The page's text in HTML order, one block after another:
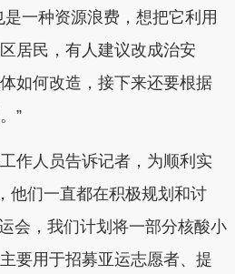
一种资源浪费，想把它利用
居民，有人建议改成治安
如何改造，接下来还要根据
”
人员告诉记者，为顺利实
他们一直都在积极规划和讨
会，我们计划将一部分核酸小
要用于招募亚运志愿者、提